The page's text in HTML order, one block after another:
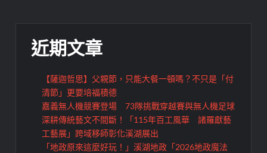
近期文章
【薩迦哲思】父親節，只能大餐一頓嗎？不只是「付
清節」更要培福積德
嘉義無人機競賽登場 73隊挑戰穿越賽與無人機足球
深耕傳統藝文不間斷！「115年百工風華 諸羅獻藝
工藝展」跨域移師彰化溪湖展出
「地政原來這麼好玩！」溪湖地政「2026地政魔法